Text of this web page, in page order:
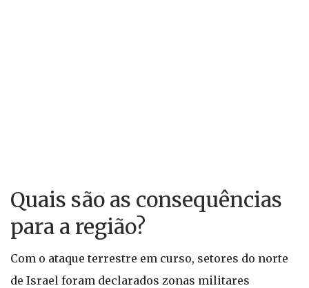
Quais são as consequências
para a região?
Com o ataque terrestre em curso, setores do norte
de Israel foram declarados zonas militares